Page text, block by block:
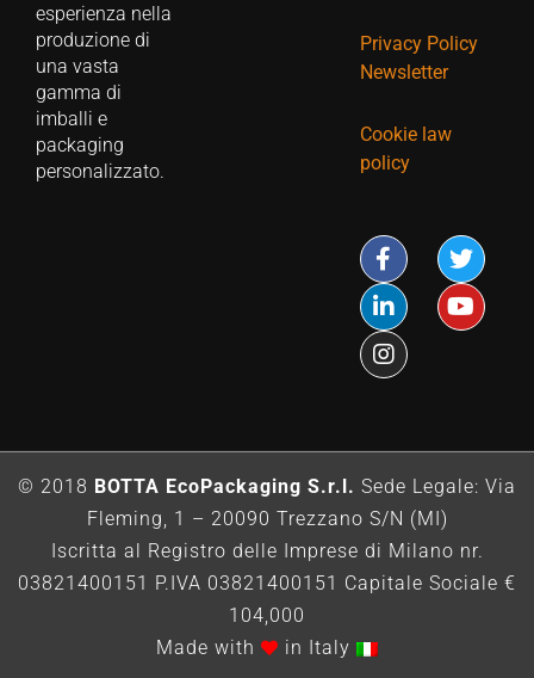
esperienza nella
produzione di
una vasta
gamma di
imballi e
packaging
personalizzato.
Privacy Policy
Newsletter
Cookie law
policy
© 2018 BOTTA EcoPackaging S.r.l. Sede Legale: Via
Fleming, 1 – 20090 Trezzano S/N (MI)
Iscritta al Registro delle Imprese di Milano nr.
03821400151 P.IVA 03821400151 Capitale Sociale €
104,000
Made with
in Italy